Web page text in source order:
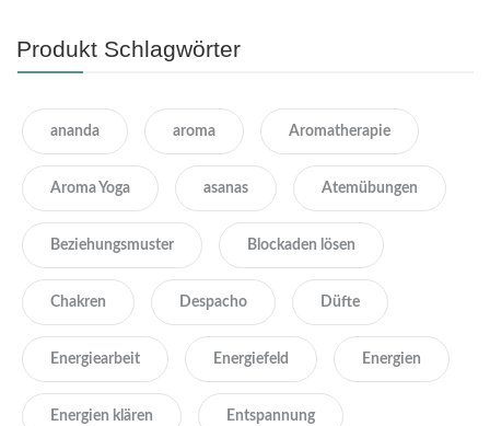
Produkt Schlagwörter
ananda aroma Aromatherapie
Aroma Yoga asanas Atemübungen
Beziehungsmuster Blockaden lösen
Chakren Despacho Düfte
Energiearbeit Energiefeld Energien
Energien klären Entspannung